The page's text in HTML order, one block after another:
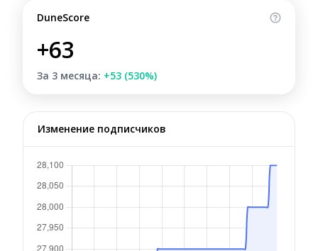
DuneScore
+63
За 3 месяца: +53 (530%)
Изменение подписчиков